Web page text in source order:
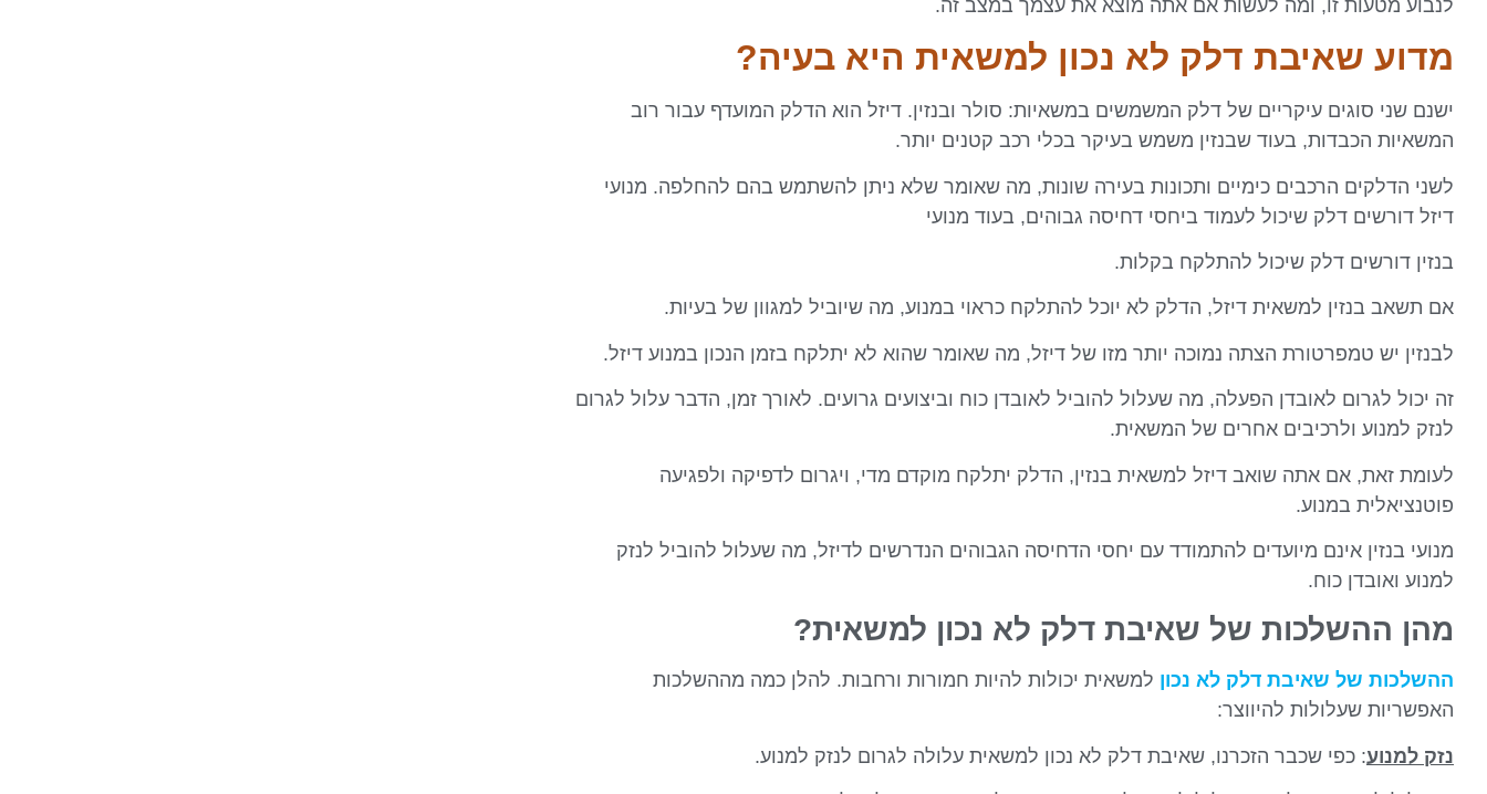
לנבוע מטעות זו, ומה לעשות אם אתה מוצא את עצמך במצב זה.
מדוע שאיבת דלק לא נכון למשאית היא בעיה?
ישנם שני סוגים עיקריים של דלק המשמשים במשאיות: סולר ובנזין. דיזל הוא הדלק המועדף עבור רוב
המשאיות הכבדות, בעוד שבנזין משמש בעיקר בכלי רכב קטנים יותר.
לשני הדלקים הרכבים כימיים ותכונות בעירה שונות, מה שאומר שלא ניתן להשתמש בהם להחלפה. מנועי
דיזל דורשים דלק שיכול לעמוד ביחסי דחיסה גבוהים, בעוד מנועי
בנזין דורשים דלק שיכול להתלקח בקלות.
אם תשאב בנזין למשאית דיזל, הדלק לא יוכל להתלקח כראוי במנוע, מה שיוביל למגוון של בעיות.
לבנזין יש טמפרטורת הצתה נמוכה יותר מזו של דיזל, מה שאומר שהוא לא יתלקח בזמן הנכון במנוע דיזל.
זה יכול לגרום לאובדן הפעלה, מה שעלול להוביל לאובדן כוח וביצועים גרועים. לאורך זמן, הדבר עלול לגרום
לנזק למנוע ולרכיבים אחרים של המשאית.
לעומת זאת, אם אתה שואב דיזל למשאית בנזין, הדלק יתלקח מוקדם מדי, ויגרום לדפיקה ולפגיעה
פוטנציאלית במנוע.
מנועי בנזין אינם מיועדים להתמודד עם יחסי הדחיסה הגבוהים הנדרשים לדיזל, מה שעלול להוביל לנזק
למנוע ואובדן כוח.
מהן ההשלכות של שאיבת דלק לא נכון למשאית?
ההשלכות של שאיבת דלק לא נכון למשאית יכולות להיות חמורות ורחבות. להלן כמה מההשלכות
האפשריות שעלולות להיווצר:
נזק למנוע: כפי שכבר הזכרנו, שאיבת דלק לא נכון למשאית עלולה לגרום לנזק למנוע.